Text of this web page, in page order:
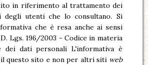
in riferimento al trattamento dei
degli utenti che lo consultano. Si
che è resa anche ai sensi
Lgs. 196/2003 - Codice in materia
dei dati personali L'informativa è
questo sito e non per altri siti web